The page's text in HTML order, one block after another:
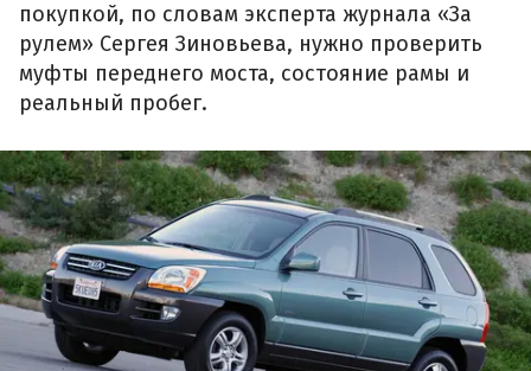
покупкой, по словам эксперта журнала «За
рулем» Сергея Зиновьева, нужно проверить
муфты переднего моста, состояние рамы и
реальный пробег.